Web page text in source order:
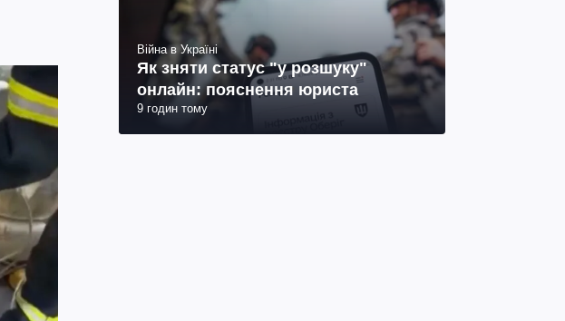
Війна в Україні
Як зняти статус "у розшуку"
онлайн: пояснення юриста
9 годин тому